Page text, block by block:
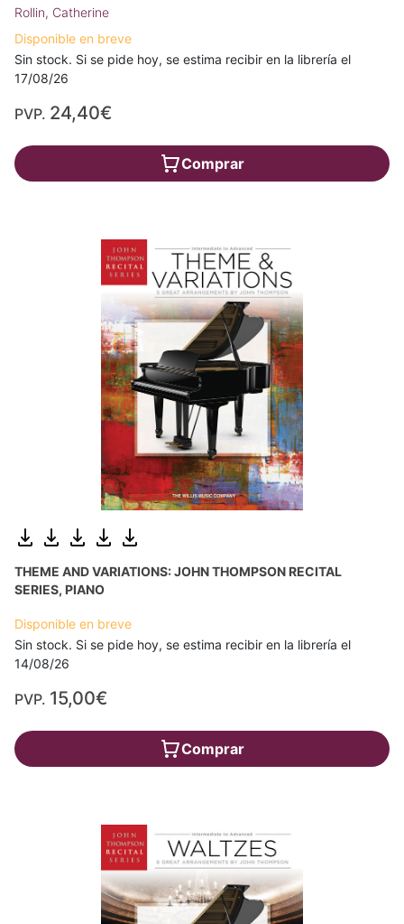
Rollin, Catherine
Disponible en breve
Sin stock. Si se pide hoy, se estima recibir en la librería el
17/08/26
PVP. 24,40€
Comprar
THEME AND VARIATIONS: JOHN THOMPSON RECITAL
SERIES, PIANO
Disponible en breve
Sin stock. Si se pide hoy, se estima recibir en la librería el
14/08/26
PVP. 15,00€
Comprar